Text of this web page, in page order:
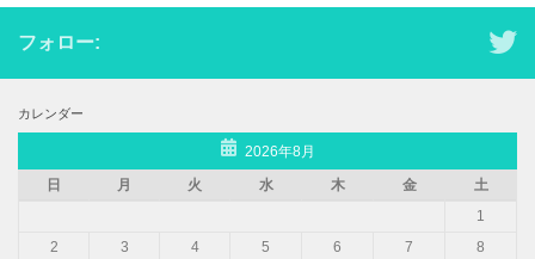
フォロー:
カレンダー
2026年8月
日
月 火 水 木 金
土
1
2
3 4 5 6 7
8